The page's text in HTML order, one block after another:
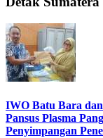
IWO Batu Bara
Pansus Plasma
Penyimpangan